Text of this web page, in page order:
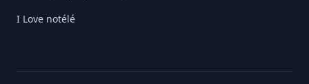
I Love notélé